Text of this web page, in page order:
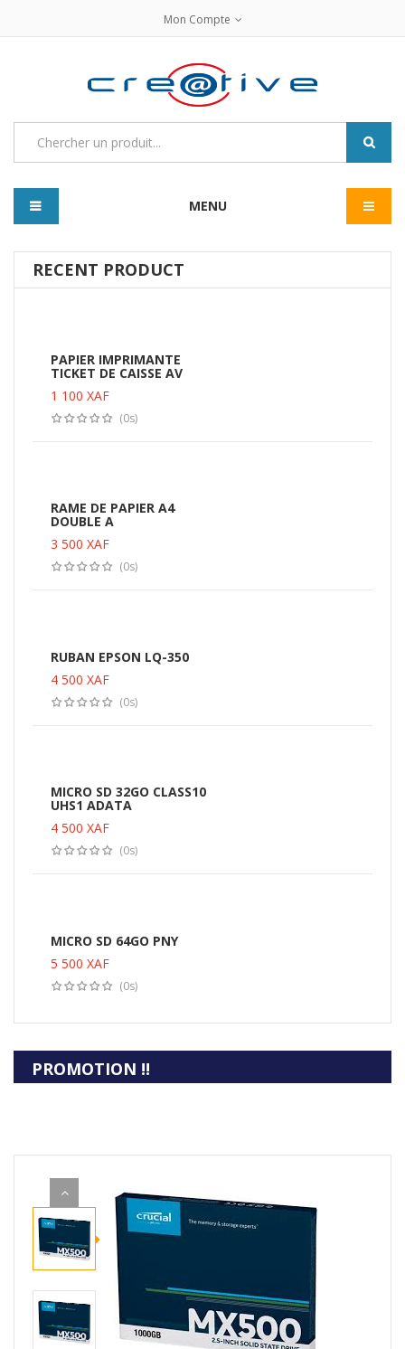
Mon Compte
MENU
RECENT PRODUCT
PAPIER IMPRIMANTE
TICKET DE CAISSE AV
1 100 XAF
(0s)
RAME DE PAPIER A4
DOUBLE A
3 500 XAF
(0s)
RUBAN EPSON LQ-350
4 500 XAF
(0s)
MICRO SD 32GO CLASS10
UHS1 ADATA
4 500 XAF
(0s)
MICRO SD 64GO PNY
5 500 XAF
(0s)
PROMOTION !!
PRIX EN OR
JUSQU'A MOINS DE